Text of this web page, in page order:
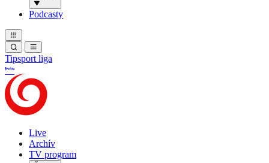
Podcasty
Tipsport liga
Live
Archív
TV program